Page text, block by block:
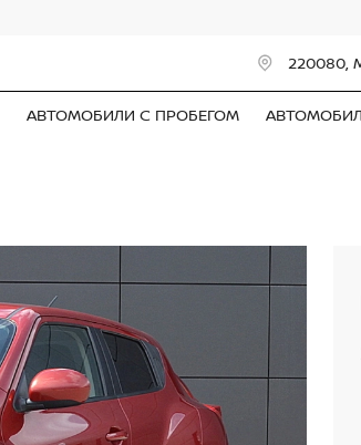
220080,
АВТОМОБИЛИ С ПРОБЕГОМ